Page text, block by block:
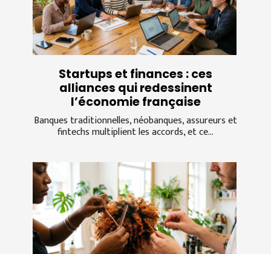
Startups et finances : ces
alliances qui redessinent
l’économie française
Banques traditionnelles, néobanques, assureurs et
fintechs multiplient les accords, et ce...